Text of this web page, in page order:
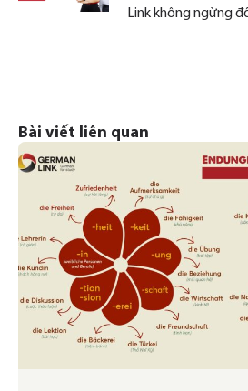
Link không ngừng
Bài viết liên quan